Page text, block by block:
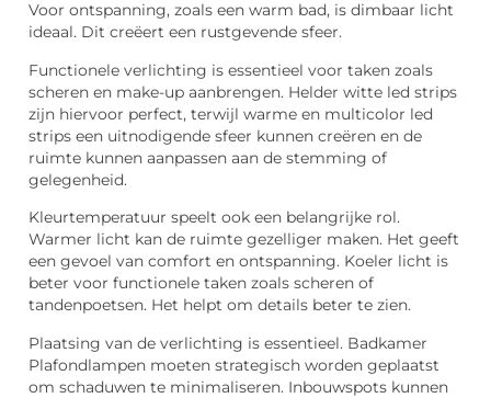
Voor ontspanning, zoals een warm bad, is dimbaar licht
ideaal. Dit creëert een rustgevende sfeer.
Functionele verlichting is essentieel voor taken zoals
scheren en make-up aanbrengen. Helder witte led strips
zijn hiervoor perfect, terwijl warme en multicolor led
strips een uitnodigende sfeer kunnen creëren en de
ruimte kunnen aanpassen aan de stemming of
gelegenheid.
Kleurtemperatuur speelt ook een belangrijke rol.
Warmer licht kan de ruimte gezelliger maken. Het geeft
een gevoel van comfort en ontspanning. Koeler licht is
beter voor functionele taken zoals scheren of
tandenpoetsen. Het helpt om details beter te zien.
Plaatsing van de verlichting is essentieel. Badkamer
Plafondlampen moeten strategisch worden geplaatst
om schaduwen te minimaliseren. Inbouwspots kunnen